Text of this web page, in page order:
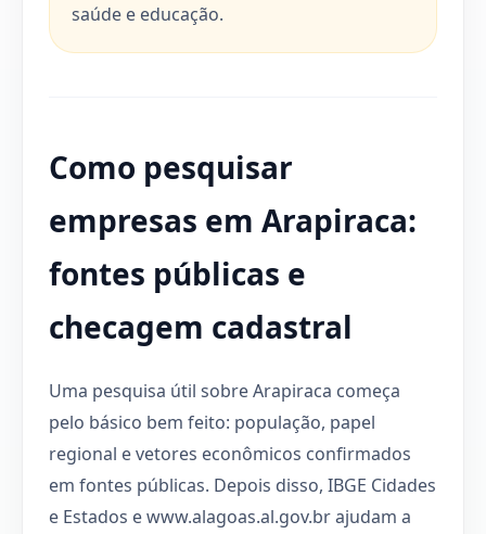
saúde e educação.
Como pesquisar
empresas em Arapiraca:
fontes públicas e
checagem cadastral
Uma pesquisa útil sobre Arapiraca começa
pelo básico bem feito: população, papel
regional e vetores econômicos confirmados
em fontes públicas. Depois disso, IBGE Cidades
e Estados e www.alagoas.al.gov.br ajudam a